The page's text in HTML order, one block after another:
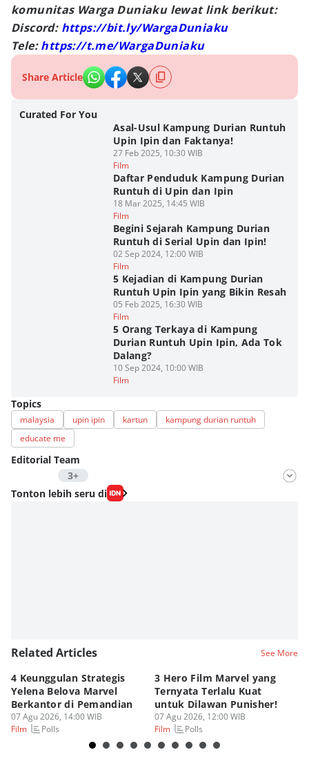
komunitas Warga Duniaku lewat link berikut:
Discord: https://bit.ly/WargaDuniaku
Tele:https://t.me/WargaDuniaku
Share Article
Curated For You
Asal-Usul Kampung Durian Runtuh
Upin Ipin dan Faktanya!
27 Feb 2025, 10:30 WIB
Film
Daftar Penduduk Kampung Durian
Runtuh di Upin dan Ipin
18 Mar 2025, 14:45 WIB
Film
Begini Sejarah Kampung Durian
Runtuh di Serial Upin dan Ipin!
02 Sep 2024, 12:00 WIB
Film
5 Kejadian di Kampung Durian
Runtuh Upin Ipin yang Bikin Resah
05 Feb 2025, 16:30 WIB
Film
5 Orang Terkaya di Kampung
Durian Runtuh Upin Ipin, Ada Tok
Dalang?
10 Sep 2024, 10:00 WIB
Film
Topics
malaysia upin ipin kartun
kampung durian runtuh
educate me
Editorial Team
3+
Editor
Nadia Agatha Pramesthi
Tonton lebih seru di
Related Articles See More
4 Keunggulan Strategis
Yelena Belova Marvel
Berkantor di Pemandian
07 Agu 2026, 14:00 WIB
Film
Polls
3 Hero Film Marvel yang
Ternyata Terlalu Kuat
untuk Dilawan Punisher!
07 Agu 2026, 12:00 WIB
Film
Polls